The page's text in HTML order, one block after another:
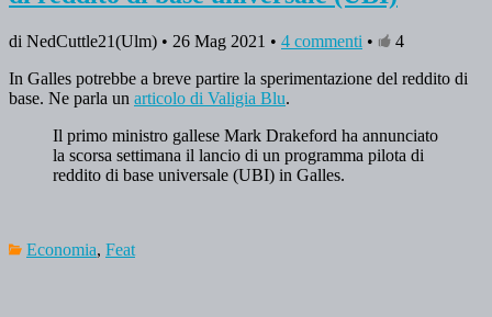
di NedCuttle21(Ulm) • 26 Mag 2021 • 4 commenti •
4
In Galles potrebbe a breve partire la sperimentazione del reddito di
base. Ne parla un articolo di Valigia Blu.
Il primo ministro gallese Mark Drakeford ha annunciato
la scorsa settimana il lancio di un programma pilota di
reddito di base universale (UBI) in Galles.
Economia, Feat